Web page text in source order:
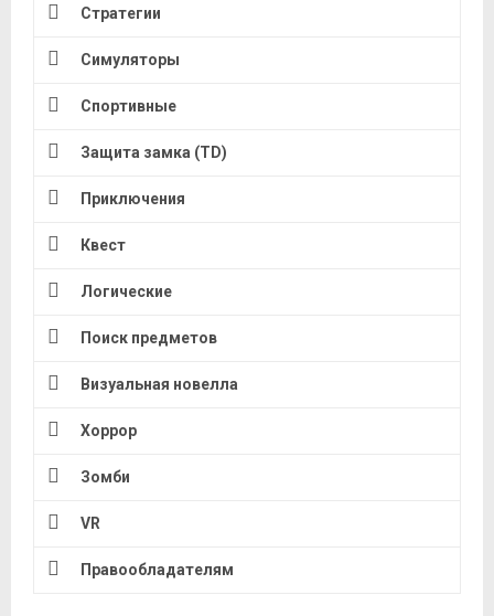
Стратегии
Симуляторы
Спортивные
Защита замка (TD)
Приключения
Квест
Логические
Поиск предметов
Визуальная новелла
Хоррор
Зомби
VR
Правообладателям